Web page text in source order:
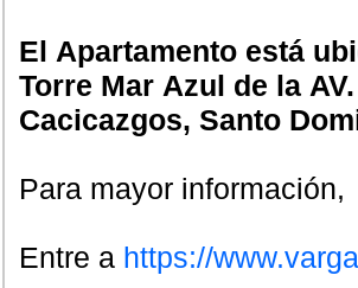
El Apartamento está
Torre Mar Azul de la
Cacicazgos, Santo
Para mayor información,
Entre a https://